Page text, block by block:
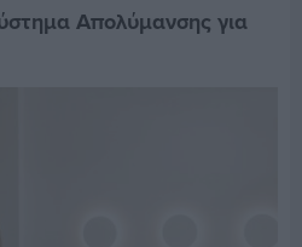
Απολύμανσης για